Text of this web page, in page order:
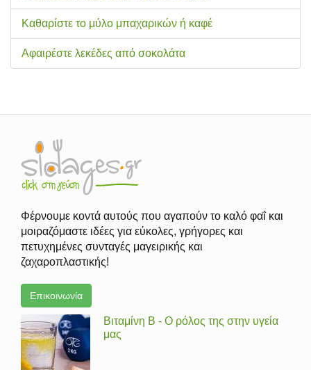
Καθαρίστε το μύλο μπαχαρικών ή καφέ
Αφαιρέστε λεκέδες από σοκολάτα
Φέρνουμε κοντά αυτούς που αγαπούν το καλό φαΐ και
μοιραζόμαστε ιδέες για εύκολες, γρήγορες και
πετυχημένες συνταγές μαγειρικής και
ζαχαροπλαστικής!
Επικοινωνία
Βιταμίνη Β - Ο ρόλος της στην υγεία
μας